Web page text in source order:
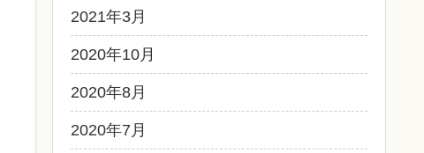
2021年3月
2020年10月
2020年8月
2020年7月